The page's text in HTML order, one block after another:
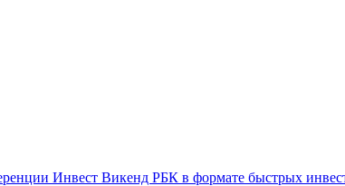
Инвест Викенд РБК в формате быстрых